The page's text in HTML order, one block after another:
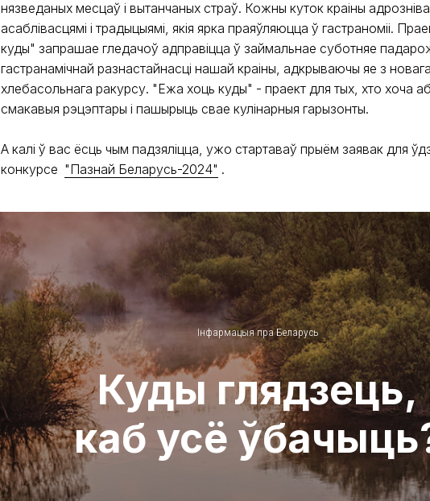
нязведаных месцаў і вытанчаных страў. Кожны куток краіны
асаблівасцямі і традыцыямі, якія ярка праяўляюцца ў гастраноміі.
куды" запрашае гледачоў адправіцца ў займальнае суботняе
гастранамічнай разнастайнасці нашай краіны, адкрываючы яе з
хлебасольнага ракурсу. "Ежа хоць куды" - праект для тых, хто хоча
смакавыя рэцэптары і пашырыць свае кулінарныя гарызонты.
А калі ў вас ёсць чым падзяліцца, ужо стартаваў прыём заявак для
конкурсе "Пазнай Беларусь-2024" .
Інфармацыя пра Беларусь
Куды глядзець,
каб усё